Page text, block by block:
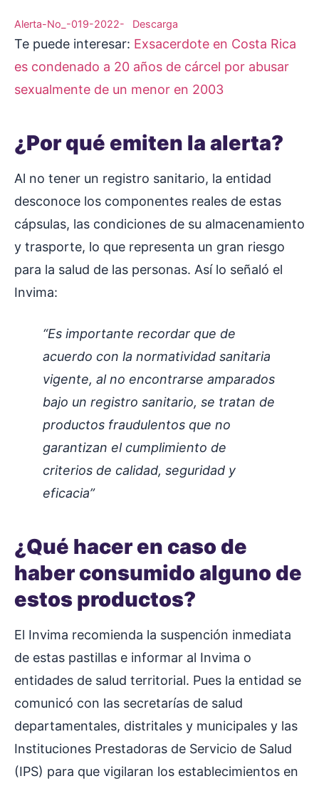
Alerta-No_-019-2022- Descarga
Te puede interesar: Exsacerdote en Costa Rica
es condenado a 20 años de cárcel por abusar
sexualmente de un menor en 2003
¿Por qué emiten la alerta?
Al no tener un registro sanitario, la entidad
desconoce los componentes reales de estas
cápsulas, las condiciones de su almacenamiento
y trasporte, lo que representa un gran riesgo
para la salud de las personas. Así lo señaló el
Invima:
“Es importante recordar que de
acuerdo con la normatividad sanitaria
vigente, al no encontrarse amparados
bajo un registro sanitario, se tratan de
productos fraudulentos que no
garantizan el cumplimiento de
criterios de calidad, seguridad y
eficacia”
¿Qué hacer en caso de
haber consumido alguno de
estos productos?
El Invima recomienda la suspención inmediata
de estas pastillas e informar al Invima o
entidades de salud territorial. Pues la entidad se
comunicó con las secretarías de salud
departamentales, distritales y municipales y las
Instituciones Prestadoras de Servicio de Salud
(IPS) para que vigilaran los establecimientos en